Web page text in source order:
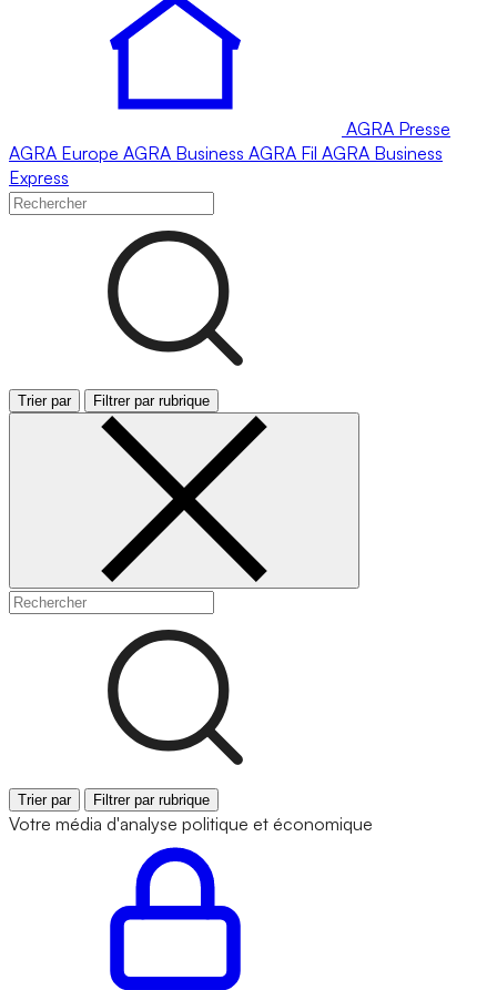
AGRA Presse
AGRA Europe AGRA Business AGRA Fil AGRA Business
Express
Trier par Filtrer par rubrique
Trier par Filtrer par rubrique
Votre média d'analyse politique et économique